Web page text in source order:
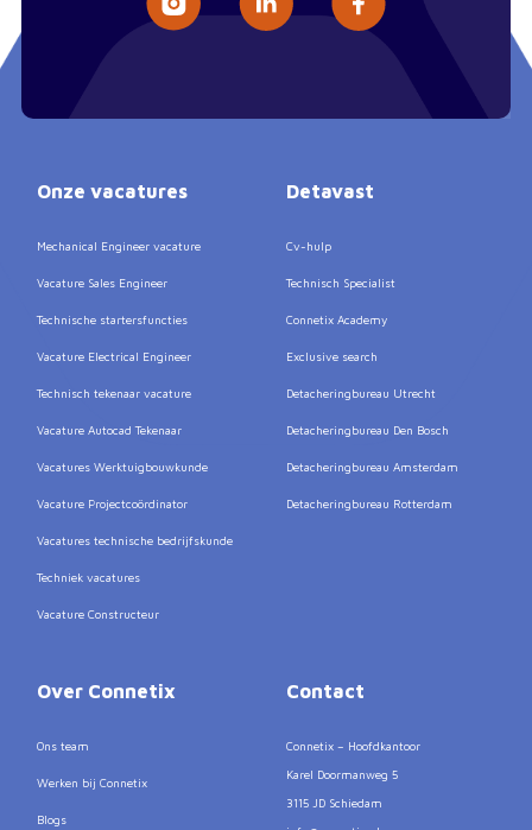
Onze vacatures
Mechanical Engineer vacature
Vacature Sales Engineer
Technische startersfuncties
Vacature Electrical Engineer
Technisch tekenaar vacature
Vacature Autocad Tekenaar
Vacatures Werktuigbouwkunde
Vacature Projectcoördinator
Vacatures technische bedrijfskunde
Techniek vacatures
Vacature Constructeur
Detavast
Cv-hulp
Technisch Specialist
Connetix Academy
Exclusive search
Detacheringbureau Utrecht
Detacheringbureau Den Bosch
Detacheringbureau Amsterdam
Detacheringbureau Rotterdam
Over Connetix
Ons team
Werken bij Connetix
Blogs
Contact
Connetix – Hoofdkantoor
Karel Doormanweg 5
3115 JD Schiedam